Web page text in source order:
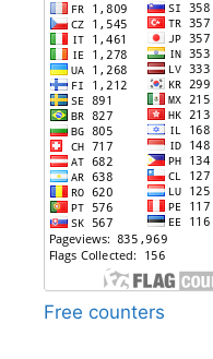
Free counters